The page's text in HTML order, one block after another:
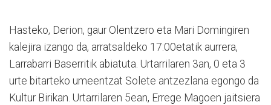
Hasteko, Derion, gaur Olentzero eta Mari Domingiren
kalejira izango da, arratsaldeko 17:00etatik aurrera,
Larrabarri Baserritik abiatuta. Urtarrilaren 3an, 0 eta 3
urte bitarteko umeentzat Solete antzezlana egongo da
Kultur Birikan. Urtarrilaren 5ean, Errege Magoen jaitsiera